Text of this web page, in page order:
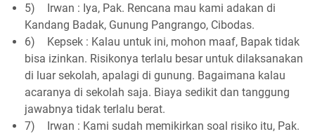
5)
Irwan : Iya, Pak. Rencana mau kami adakan di
Kandang Badak, Gunung Pangrango, Cibodas.
6)
Kepsek : Kalau untuk ini, mohon maaf, Bapak tidak
bisa izinkan. Risikonya terlalu besar untuk dilaksanakan
di luar sekolah, apalagi di gunung. Bagaimana kalau
acaranya di sekolah saja. Biaya sedikit dan tanggung
jawabnya tidak terlalu berat.
7)
Irwan : Kami sudah memikirkan soal risiko itu, Pak.